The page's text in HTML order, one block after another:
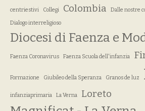
centriestivi Collegi Colombia
Dalle nostre
Dialogo interreligioso
Diocesi di Faenza e
Faenza Coronavirus Faenza Scuola dell'infanzia
Formazione Giubileo della Speranza Granos de luz
infanziaprimaria La Verna Loreto